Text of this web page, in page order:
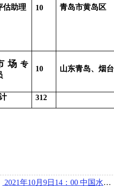
估助理 10 青岛市黄岛区
场 专
10 山东青岛、烟台
312
2021年10月9日14：00 中国水利水电第一工程局有限公司在博文楼220举办宣讲会